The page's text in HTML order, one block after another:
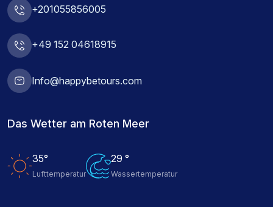
+201055856005
+49 152 04618915
Info@happybetours.com
Das Wetter am Roten Meer
35°
Lufttemperatur
29 °
Wassertemperatur